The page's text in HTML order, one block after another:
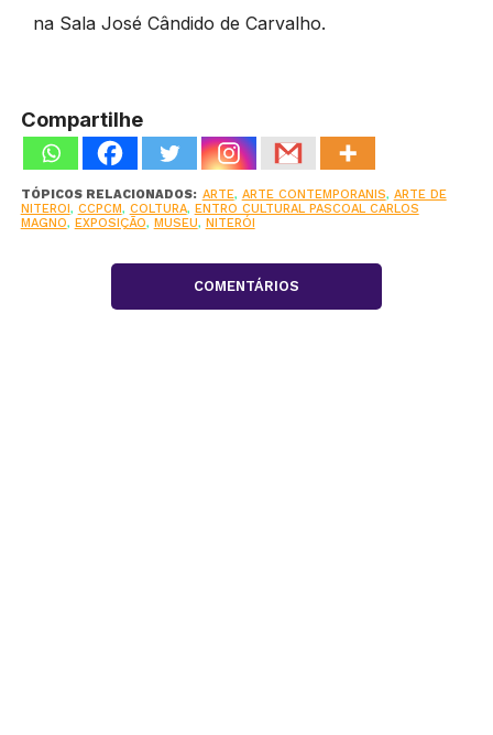
na Sala José Cândido de Carvalho.
Compartilhe
TÓPICOS RELACIONADOS: ARTE, ARTE CONTEMPORANIS, ARTE DE
NITEROI , CCPCM, COLTURA, ENTRO CULTURAL PASCOAL CARLOS
MAGNO, EXPOSIÇÃO, MUSEU, NITERÓI
COMENTÁRIOS